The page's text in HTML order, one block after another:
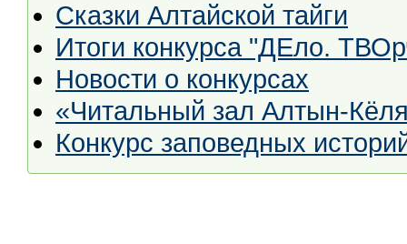
Сказки Алтайской тайги
Итоги конкурса "ДЕло.
Новости о конкурсах
«Читальный зал Алтын-
Конкурс заповедных